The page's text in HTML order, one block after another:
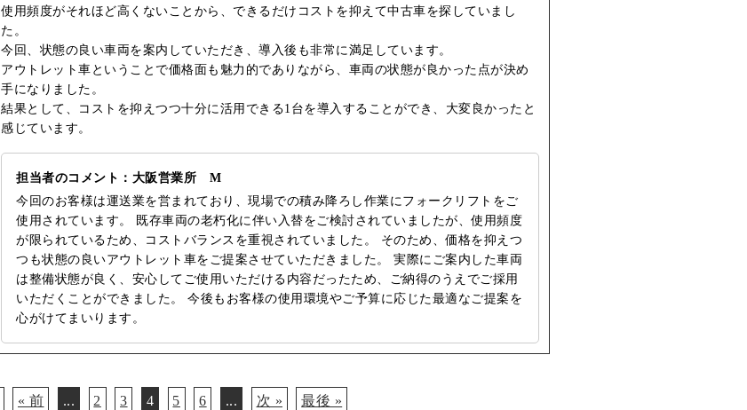
使用頻度がそれほど高くないことから、できるだけコストを抑えて中古車を探していまし
た。
今回、状態の良い車両を案内していただき、導入後も非常に満足しています。
アウトレット車ということで価格面も魅力的でありながら、車両の状態が良かった点が決め
手になりました。
結果として、コストを抑えつつ十分に活用できる1台を導入することができ、大変良かったと
感じています。
担当者のコメント：大阪営業所 M
今回のお客様は運送業を営まれており、現場での積み降ろし作業にフォークリフトをご
使用されています。 既存車両の老朽化に伴い入替をご検討されていましたが、使用頻度
が限られているため、コストバランスを重視されていました。 そのため、価格を抑えつ
つも状態の良いアウトレット車をご提案させていただきました。 実際にご案内した車両
は整備状態が良く、安心してご使用いただける内容だったため、ご納得のうえでご採用
いただくことができました。 今後もお客様の使用環境やご予算に応じた最適なご提案を
心がけてまいります。
« 前 ... 2 3 4 5 6 ... 次 » 最後 »